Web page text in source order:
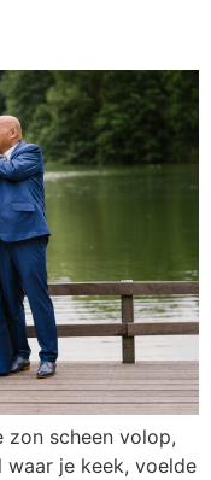
zon scheen volop,
waar je keek, voelde